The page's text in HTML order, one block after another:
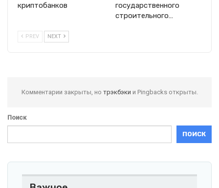
криптобанков
государственного
строительного…
PREV NEXT
Комментарии закрыты, но трэкбэки и Pingbacks открыты.
Поиск
ПОИСК